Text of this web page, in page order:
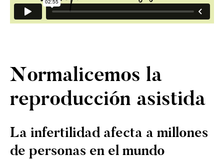
Normalicemos la
reproducción asistida
La infertilidad afecta a millones
de personas en el mundo